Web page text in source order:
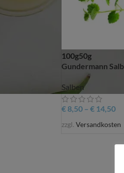
100g50g
Gundermann
Salben
€8,50– €14,50
zzgl. Versandkosten